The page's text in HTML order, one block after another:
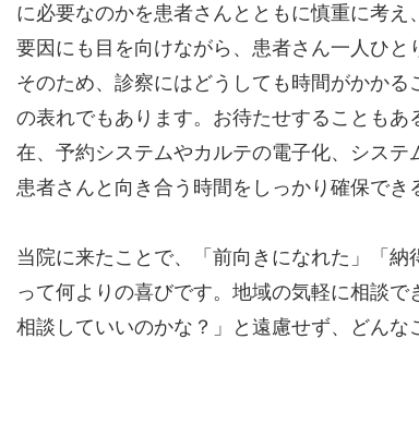
に必要なのかを患者さんとともに慎重に考
要因にも目を向けながら、患者さん一人ひと
そのため、診察にはどうしても時間がかか
の表れでもあります。お待たせすることも
在、予約システムやカルテの電子化、シス
患者さんと向き合う時間をしっかり確保でき
当院に来たことで、「前向きになれた」「
って何よりの喜びです。地域の気軽に相談
相談していいのかな？」と遠慮せず、どんな